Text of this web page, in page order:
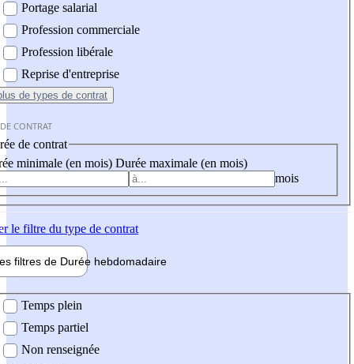
Portage salarial
Profession commerciale
Profession libérale
Reprise d'entreprise
de types de contrat
CONTRAT
de contrat
minimale (en mois) Durée maximale (en mois)
mois
le filtre du type de contrat
filtres de Durée hebdomadaire
Temps plein
Temps partiel
Non renseignée